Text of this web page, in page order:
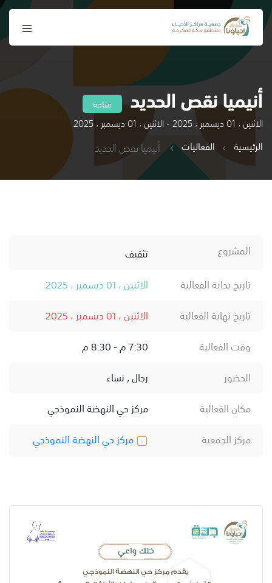
أنيميا نقص الحديد متاحة
الاثنين ، 01 ديسمبر ، 2025 - الاثنين ، 01 ديسمبر ، 2025
الرئيسية
الفعاليات أنيميا نقص الحديد
المشروع
تثقيف
تاريخ بداية الفعالية
الاثنين ، 01 ديسمبر ، 2025
تاريخ نهاية الفعالية
الاثنين ، 01 ديسمبر ، 2025
وقت الفعالية
7:30 م - 8:30 م
الحضور
رجال , نساء
مكان الفعالية
مركز حي النهضة النموذجي
مركز الجمعية
مركز حي النهضة النموذجي